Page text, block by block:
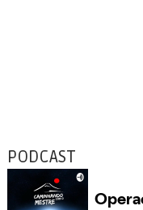
PODCAST